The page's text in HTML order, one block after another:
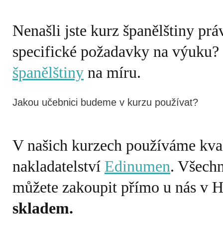
Nenašli jste kurz španělštiny
specifické požadavky na
španělštiny
Jakou učebnici budeme v kurzu používat?
V našich kurzech používáme
nakladatelství Edinumen.
můžete zakoupit přímo u nás v
skladem.